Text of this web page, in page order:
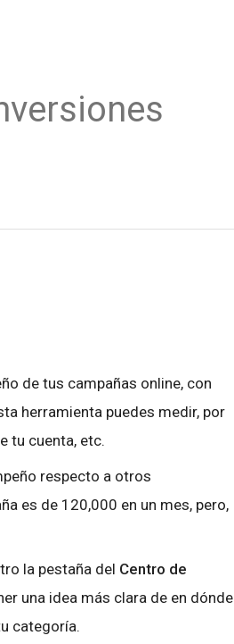
de tus campañas online, con
herramienta puedes medir, por
tu cuenta, etc.
respecto a otros
es de 120,000 en un mes, pero,
la pestaña del Centro de
una idea más clara de en dónde
categoría.